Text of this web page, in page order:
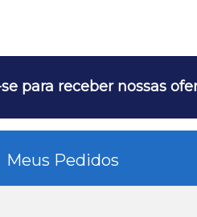
para receber nossas
Meus Pedidos